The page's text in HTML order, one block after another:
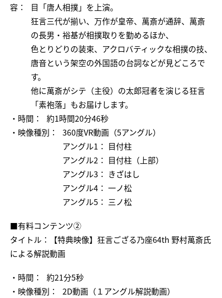
容：
目「唐人相撲」を上演。
狂言三代が揃い、万作が皇帝、萬斎が通辞、萬斎
の長男・裕基が相撲取りを勤めるほか、
色とりどりの装束、アクロバティックな相撲の技、
唐音という架空の外国語の台詞などが見どころで
す。
他に萬斎がシテ（主役）の太郎冠者を演じる狂言
「素袍落」もお届けします。
・時間：
約1時間20分46秒
・映像種別：
360度VR動画（5アングル）
アングル1： 目付柱
アングル2： 目付柱（上部）
アングル3： きざはし
アングル4： 一ノ松
アングル5： 三ノ松
■有料コンテンツ②
タイトル：【特典映像】狂言ござる乃座64th 野村萬斎氏
による解説動画
・時間：
約21分5秒
・映像種別：
2D動画（１アングル解説動画）